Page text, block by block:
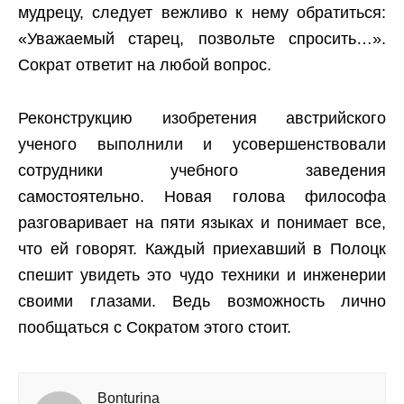
мудрецу, следует вежливо к нему обратиться:
«Уважаемый старец, позвольте спросить…».
Сократ ответит на любой вопрос.
Реконструкцию изобретения австрийского
ученого выполнили и усовершенствовали
сотрудники учебного заведения
самостоятельно. Новая голова философа
разговаривает на пяти языках и понимает все,
что ей говорят. Каждый приехавший в Полоцк
спешит увидеть это чудо техники и инженерии
своими глазами. Ведь возможность лично
пообщаться с Сократом этого стоит.
Bonturina